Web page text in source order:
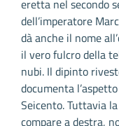
eretta nel secondo
dell’imperatore
dà anche il nome
il vero fulcro della
nubi. Il dipinto
documenta
Seicento. Tuttavia
compare a destra,